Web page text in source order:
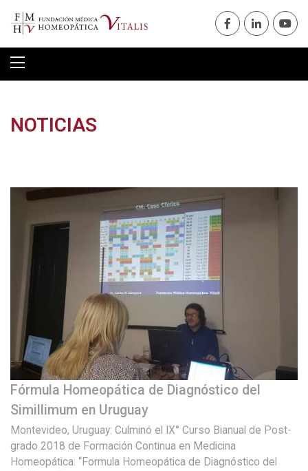
NOTICIAS
Fórmula Homeopática de Diagnóstico del
Simillimum en Uruguay
Montevideo, Uruguay: Culminó el IX° Curso Bianual de Post-
grado 2018 de Formación Continua en Medicina
Homeopática: “Formula Homeopática de Diagnóstico del